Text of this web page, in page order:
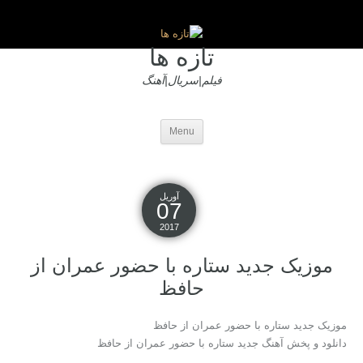
تازه ها
فیلم|سریال|آهنگ
Menu
آوریل
07
2017
موزیک جدید ستاره با حضور عمران از
حافظ
موزیک جدید ستاره با حضور عمران از حافظ
دانلود و پخش آهنگ جدید ستاره با حضور عمران از حافظ